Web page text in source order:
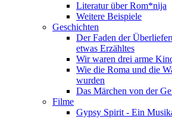
Literatur über Rom*nija
Weitere Beispiele
Geschichten
Der Faden der
etwas Erzähltes
Wir waren drei arme
Wie die Roma und die
wurden
Das Märchen von der
Filme
Gypsy Spirit - Ein